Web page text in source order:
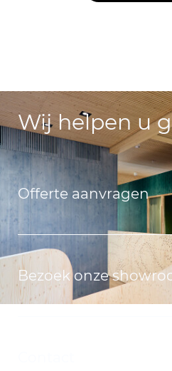
Wij helpen u
Offerte aanvragen
Bezoek onze